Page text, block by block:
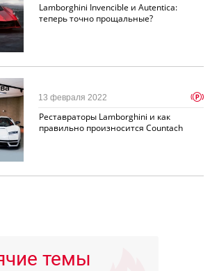
Lamborghini Invencible и Autentica:
теперь точно прощальные?
Реставраторы Lamborghini и как
правильно произносится Countach
13 февраля 2022 p
темы